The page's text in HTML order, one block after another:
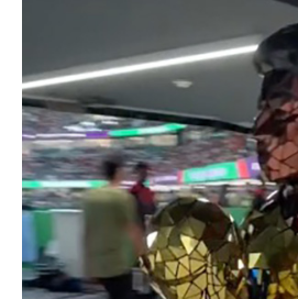
好きが集まる 比べて選べる
ビジネスと働き方のヒント
AI活用のいまが分かる
企業ITのトレンドを詳説
経営リーダーのコミュニティ
マーケ×ITの今がよく分かる